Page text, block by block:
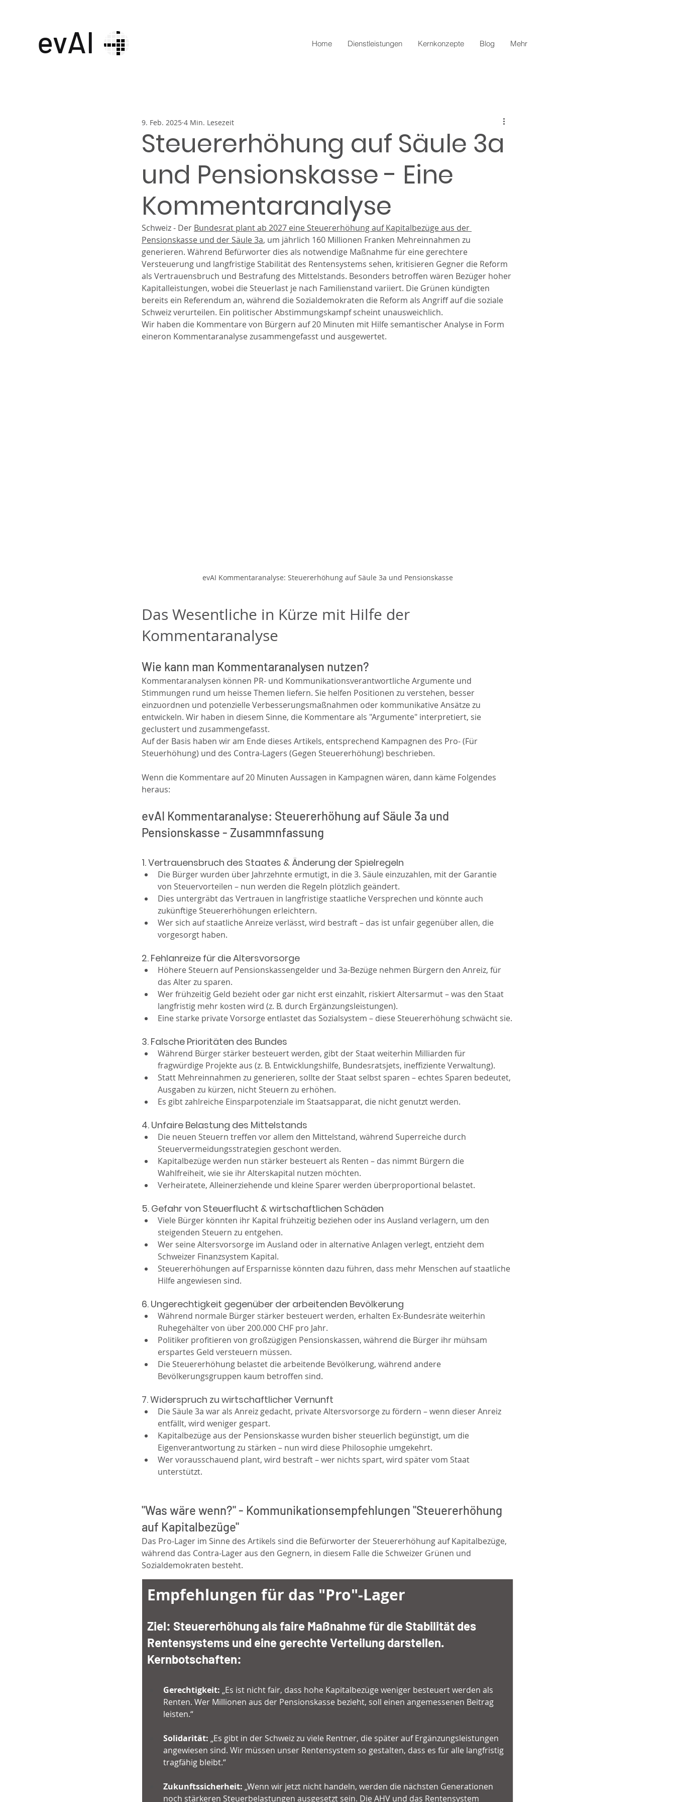
evAI Home Dienstleistungen Kernkonzepte Blog Mehr
Steuererhöhung auf Säule 3a
und Pensionskasse - Eine
Kommentaranalyse
9. Feb. 2025 4 Min. Lesezeit
Schweiz - Der Bundesrat plant ab 2027 eine Steuererhöhung auf Kapitalbezüge aus der
Pensionskasse und der Säule 3a, um jährlich 160 Millionen Franken Mehreinnahmen zu
generieren. Während Befürworter dies als notwendige Maßnahme für eine gerechtere
Versteuerung und langfristige Stabilität des Rentensystems sehen, kritisieren Gegner die Reform
als Vertrauensbruch und Bestrafung des Mittelstands. Besonders betroffen wären Bezüger hoher
Kapitalleistungen, wobei die Steuerlast je nach Familienstand variiert. Die Grünen kündigten
bereits ein Referendum an, während die Sozialdemokraten die Reform als Angriff auf die soziale
Schweiz verurteilen. Ein politischer Abstimmungskampf scheint unausweichlich.
Wir haben die Kommentare von Bürgern auf 20 Minuten mit Hilfe semantischer Analyse in Form
eineron Kommentaranalyse zusammengefasst und ausgewertet.
evAI Kommentaranalyse: Steuererhöhung auf Säule 3a und Pensionskasse
Das Wesentliche in Kürze mit Hilfe der
Kommentaranalyse
Wie kann man Kommentaranalysen nutzen?
Kommentaranalysen können PR- und Kommunikationsverantwortliche Argumente und
Stimmungen rund um heisse Themen liefern. Sie helfen Positionen zu verstehen, besser
einzuordnen und potenzielle Verbesserungsmaßnahmen oder kommunikative Ansätze zu
entwickeln. Wir haben in diesem Sinne, die Kommentare als "Argumente" interpretiert, sie
geclustert und zusammengefasst.
Auf der Basis haben wir am Ende dieses Artikels, entsprechend Kampagnen des Pro- (Für
Steuerhöhung) und des Contra-Lagers (Gegen Steuererhöhung) beschrieben.
Wenn die Kommentare auf 20 Minuten Aussagen in Kampagnen wären, dann käme Folgendes
heraus:
evAI Kommentaranalyse: Steuererhöhung auf Säule 3a und
Pensionskasse - Zusammnfassung
1. Vertrauensbruch des Staates & Änderung der Spielregeln
Die Bürger wurden über Jahrzehnte ermutigt, in die 3. Säule einzuzahlen, mit der Garantie
von Steuervorteilen – nun werden die Regeln plötzlich geändert.
Dies untergräbt das Vertrauen in langfristige staatliche Versprechen und könnte auch
zukünftige Steuererhöhungen erleichtern.
Wer sich auf staatliche Anreize verlässt, wird bestraft – das ist unfair gegenüber allen, die
vorgesorgt haben.
2. Fehlanreize für die Altersvorsorge
Höhere Steuern auf Pensionskassengelder und 3a-Bezüge nehmen Bürgern den Anreiz, für
das Alter zu sparen.
Wer frühzeitig Geld bezieht oder gar nicht erst einzahlt, riskiert Altersarmut – was den Staat
langfristig mehr kosten wird (z. B. durch Ergänzungsleistungen).
Eine starke private Vorsorge entlastet das Sozialsystem – diese Steuererhöhung schwächt sie.
3. Falsche Prioritäten des Bundes
Während Bürger stärker besteuert werden, gibt der Staat weiterhin Milliarden für
fragwürdige Projekte aus (z. B. Entwicklungshilfe, Bundesratsjets, ineffiziente Verwaltung).
Statt Mehreinnahmen zu generieren, sollte der Staat selbst sparen – echtes Sparen bedeutet,
Ausgaben zu kürzen, nicht Steuern zu erhöhen.
Es gibt zahlreiche Einsparpotenziale im Staatsapparat, die nicht genutzt werden.
4. Unfaire Belastung des Mittelstands
Die neuen Steuern treffen vor allem den Mittelstand, während Superreiche durch
Steuervermeidungsstrategien geschont werden.
Kapitalbezüge werden nun stärker besteuert als Renten – das nimmt Bürgern die
Wahlfreiheit, wie sie ihr Alterskapital nutzen möchten.
Verheiratete, Alleinerziehende und kleine Sparer werden überproportional belastet.
5. Gefahr von Steuerflucht & wirtschaftlichen Schäden
Viele Bürger könnten ihr Kapital frühzeitig beziehen oder ins Ausland verlagern, um den
steigenden Steuern zu entgehen.
Wer seine Altersvorsorge im Ausland oder in alternative Anlagen verlegt, entzieht dem
Schweizer Finanzsystem Kapital.
Steuererhöhungen auf Ersparnisse könnten dazu führen, dass mehr Menschen auf staatliche
Hilfe angewiesen sind.
6. Ungerechtigkeit gegenüber der arbeitenden Bevölkerung
Während normale Bürger stärker besteuert werden, erhalten Ex-Bundesräte weiterhin
Ruhegehälter von über 200.000 CHF pro Jahr.
Politiker profitieren von großzügigen Pensionskassen, während die Bürger ihr mühsam
erspartes Geld versteuern müssen.
Die Steuererhöhung belastet die arbeitende Bevölkerung, während andere
Bevölkerungsgruppen kaum betroffen sind.
7. Widerspruch zu wirtschaftlicher Vernunft
Die Säule 3a war als Anreiz gedacht, private Altersvorsorge zu fördern – wenn dieser Anreiz
entfällt, wird weniger gespart.
Kapitalbezüge aus der Pensionskasse wurden bisher steuerlich begünstigt, um die
Eigenverantwortung zu stärken – nun wird diese Philosophie umgekehrt.
Wer vorausschauend plant, wird bestraft – wer nichts spart, wird später vom Staat
unterstützt.
"Was wäre wenn?" - Kommunikationsempfehlungen "Steuererhöhung
auf Kapitalbezüge"
Das Pro-Lager im Sinne des Artikels sind die Befürworter der Steuererhöhung auf Kapitalbezüge,
während das Contra-Lager aus den Gegnern, in diesem Falle die Schweizer Grünen und
Sozialdemokraten besteht.
Empfehlungen für das "Pro"-Lager
Ziel: Steuererhöhung als faire Maßnahme für die Stabilität des
Rentensystems und eine gerechte Verteilung darstellen.
Kernbotschaften:
Gerechtigkeit: „Es ist nicht fair, dass hohe Kapitalbezüge weniger besteuert werden als
Renten. Wer Millionen aus der Pensionskasse bezieht, soll einen angemessenen Beitrag
leisten.“
Solidarität: „Es gibt in der Schweiz zu viele Rentner, die später auf Ergänzungsleistungen
angewiesen sind. Wir müssen unser Rentensystem so gestalten, dass es für alle langfristig
tragfähig bleibt.“
Zukunftssicherheit: „Wenn wir jetzt nicht handeln, werden die nächsten Generationen
noch stärkeren Steuerbelastungen ausgesetzt sein. Die AHV und das Rentensystem